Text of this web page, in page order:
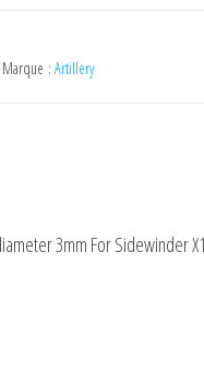
Marque : Artillery
3mm For Sidewinder